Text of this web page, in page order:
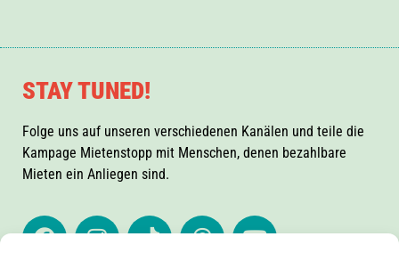
STAY TUNED!
Folge uns auf unseren verschiedenen Kanälen und teile die
Kampage Mietenstopp mit Menschen, denen bezahlbare
Mieten ein Anliegen sind.